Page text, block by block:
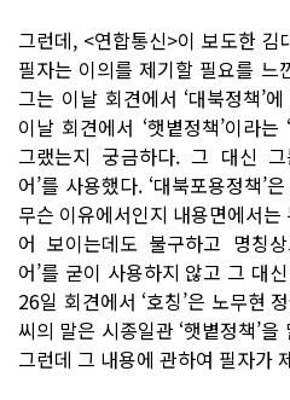
그런데, <연합통신>이 보도한
필자는 이의를 제기할 필요를 느
그는 이날 회견에서 ‘대북정책’
이날 회견에서 ‘햇볕정책’이라
그랬는지 궁금하다. 그 대신 그
어’를 사용했다. ‘대북포용정책’
무슨 이유에서인지 내용면에서
어 보이는데도 불구하고 명칭상
어’를 굳이 사용하지 않고 그 대
26일 회견에서 ‘호칭’은 노무현
씨의 말은 시종일관 ‘햇볕정책’
그런데 그 내용에 관하여 필자가